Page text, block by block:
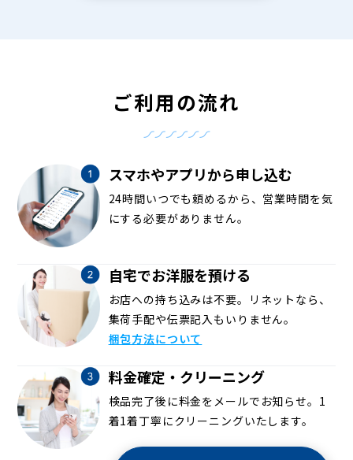
ご利用の流れ
スマホやアプリから申し込む
24時間いつでも頼めるから、営業時間を気
にする必要がありません。
自宅でお洋服を預ける
お店への持ち込みは不要。リネットなら、
集荷手配や伝票記入もいりません。
梱包方法について
料金確定・クリーニング
検品完了後に料金をメールでお知らせ。1
着1着丁寧にクリーニングいたします。